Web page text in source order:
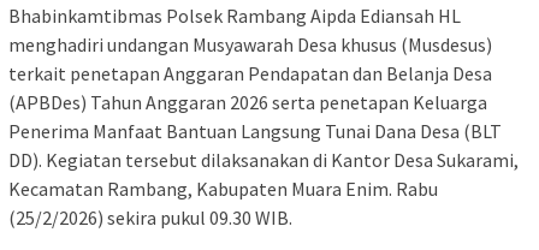
Bhabinkamtibmas Polsek Rambang Aipda Ediansah HL
menghadiri undangan Musyawarah Desa khusus (Musdesus)
terkait penetapan Anggaran Pendapatan dan Belanja Desa
(APBDes) Tahun Anggaran 2026 serta penetapan Keluarga
Penerima Manfaat Bantuan Langsung Tunai Dana Desa (BLT
DD). Kegiatan tersebut dilaksanakan di Kantor Desa Sukarami,
Kecamatan Rambang, Kabupaten Muara Enim. Rabu
(25/2/2026) sekira pukul 09.30 WIB.